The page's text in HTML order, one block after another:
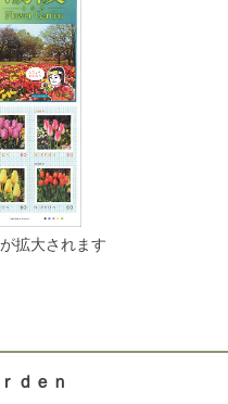
拡大されます
ｄｅｎ